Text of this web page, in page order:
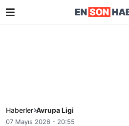
Haberler Avrupa Ligi
07 Mayıs 2026 - 20:55